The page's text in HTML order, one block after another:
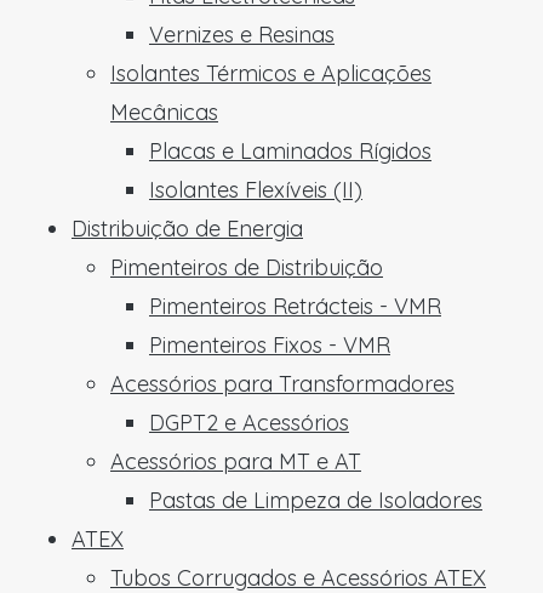
Vernizes e Resinas
Isolantes Térmicos e Aplicações
Mecânicas
Placas e Laminados Rígidos
Isolantes Flexíveis (II)
Distribuição de Energia
Pimenteiros de Distribuição
Pimenteiros Retrácteis - VMR
Pimenteiros Fixos - VMR
Acessórios para Transformadores
DGPT2 e Acessórios
Acessórios para MT e AT
Pastas de Limpeza de Isoladores
ATEX
Tubos Corrugados e Acessórios ATEX